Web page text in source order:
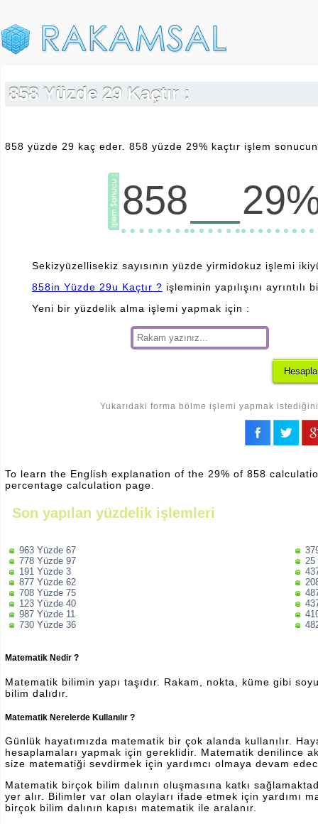
858 Yüzde 29 Kaçtır :
858 yüzde 29 kaç eder. 858 yüzde 29% kaçtır işlem
858
Sekizyüzellisekiz sayısının yüzde yirmidokuz işlemi
858in Yüzde 29u Kaçtır ? işleminin yapılışını
Yeni bir yüzdelik alma işlemi yapmak için :
Yukarıdaki forma bölme işlemi yapmak
To learn the English explanation of the 29% of 858
percentage calculation page.
Son yapılan yüzdelik işlemleri
963 Yüzde 67
778 Yüzde 97
191 Yüzde 3
877 Yüzde 62
708 Yüzde 75
123 Yüzde 40
987 Yüzde 11
730 Yüzde 36
25
Matematik Nedir ?
Matematik bilimin yapı taşıdır. Rakam, nokta, küme gibi
bilim dalıdır.
Matematik Nerelerde Kullanılır ?
Günlük hayatımızda matematik bir çok alanda kullanılır.
hesaplamaları yapmak için gereklidir. Matematik denilince
size matematiği sevdirmek için yardımcı olmaya devam
Matematik birçok bilim dalının oluşmasına katkı
yer alır. Bilimler var olan olayları ifade etmek için yardımı
birçok bilim dalının kapısı matematik ile aralanır.